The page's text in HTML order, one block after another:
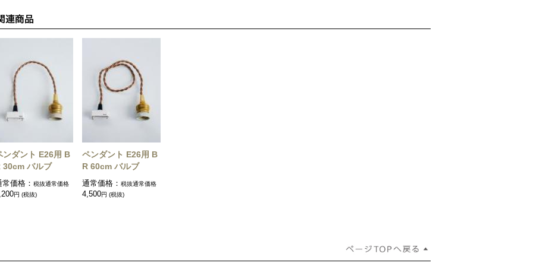
ンダント E26用 B
30cm バルブ
常価格： 税抜通常価格
円 (税抜)
ペンダント E26用 B
R 60cm バルブ
通常価格：税抜通常価格
4,500円 (税抜)